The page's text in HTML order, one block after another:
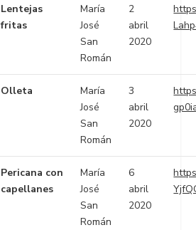
Lentejas
fritas
María
José
San
Román
2
abril
2020
Olleta
María
José
San
Román
3
abril
2020
Pericana con
capellanes
María
José
San
Román
6
abril
2020